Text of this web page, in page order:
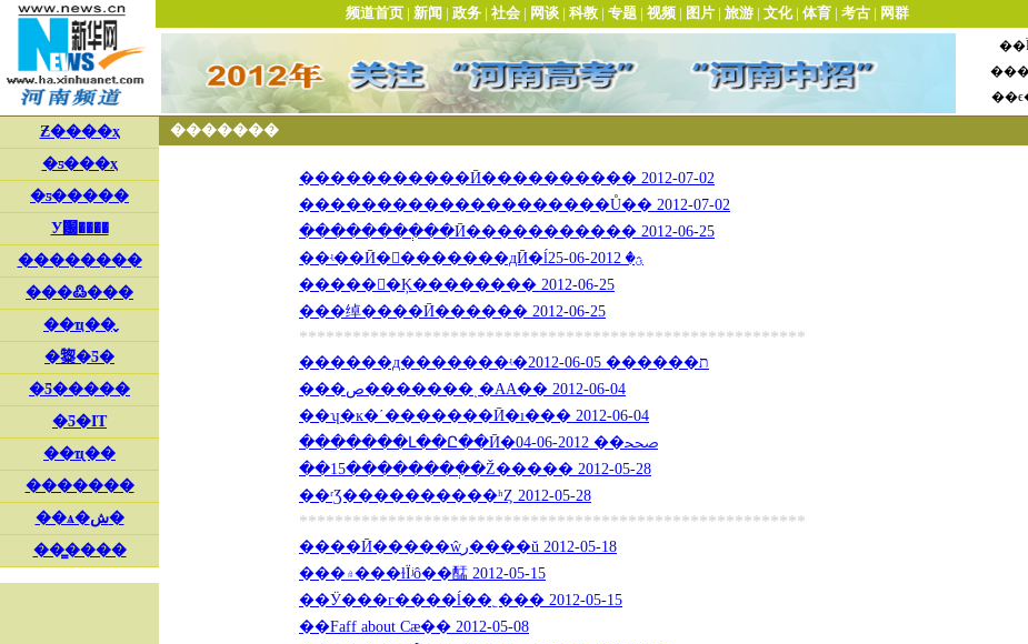
�������
�����������Ӣ���������� 2012-07-02
��������������������Ů�� 2012-07-02
��������ְ��Ӣ����������� 2012-06-25
��ʵ��Ӣ��������дӢ�ĺؿ� 2012-06-25
������Ķ�������� 2012-06-25
���绰����Ӣ������ 2012-06-25
*********************************************************
������д�������ʵ�ת������ 2012-06-05
���ص�������ͺ�AA�� 2012-06-04
��ʮ�ĸ�ʹ�������Ӣ�ı��� 2012-06-04
�������Լ��Ը��Ӣ�ﵥ�� 2012-06-04
��15��������ְ�Ž����� 2012-05-28
��ʳƷ����������ʰȤ 2012-05-28
*********************************************************
����Ӣ�����ŵر����ŭ 2012-05-18
���۾���ɫΪʲô��䣿 2012-05-15
��Ӱ���г����ĺ��˿��� 2012-05-15
��Faff about Ϲæ�� 2012-05-08